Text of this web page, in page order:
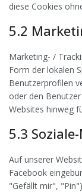
diese Cookies
5.2
Marketing- /
Form der lokalen
Benutzerprofilen
oder den
Websites hinweg
5.3
Auf unserer
Facebook
"Gefällt mir",